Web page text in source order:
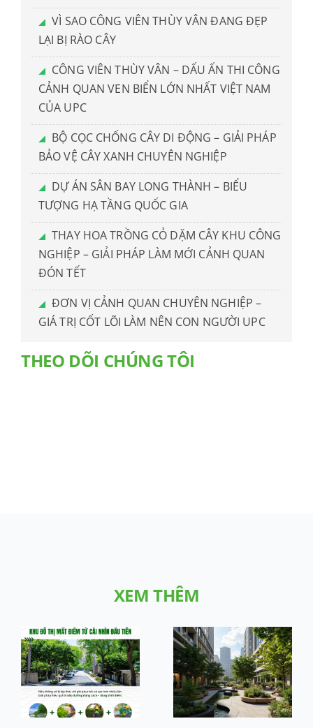
VÌ SAO CÔNG VIÊN THÙY VÂN ĐANG ĐẸP
LẠI BỊ RÀO CÂY
CÔNG VIÊN THÙY VÂN – DẤU ẤN THI CÔNG
CẢNH QUAN VEN BIỂN LỚN NHẤT VIỆT NAM
CỦA UPC
BỘ CỌC CHỐNG CÂY DI ĐỘNG – GIẢI PHÁP
BẢO VỆ CÂY XANH CHUYÊN NGHIỆP
DỰ ÁN SÂN BAY LONG THÀNH – BIỂU
TƯỢNG HẠ TẦNG QUỐC GIA
THAY HOA TRỒNG CỎ DẶM CÂY KHU CÔNG
NGHIỆP – GIẢI PHÁP LÀM MỚI CẢNH QUAN
ĐÓN TẾT
ĐƠN VỊ CẢNH QUAN CHUYÊN NGHIỆP –
GIÁ TRỊ CỐT LÕI LÀM NÊN CON NGƯỜI UPC
THEO DÕI CHÚNG TÔI
XEM THÊM